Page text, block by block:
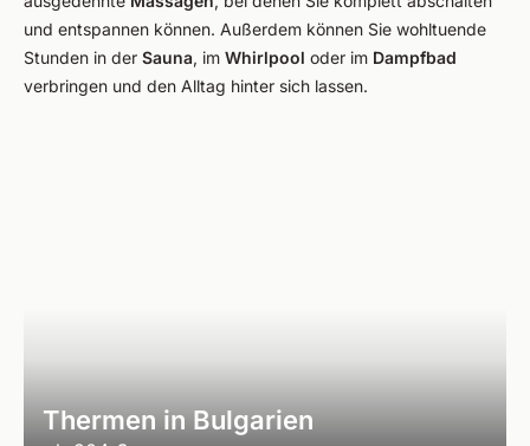
und entspannen können. Außerdem können Sie wohltuende
Stunden in der Sauna, im Whirlpool oder im Dampfbad
verbringen und den Alltag hinter sich lassen.
Thermen in Bulgarien